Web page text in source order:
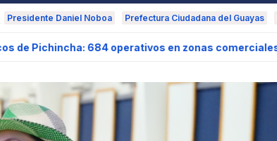
Presidente Daniel Noboa Prefectura Ciudadana del Guayas
operativos en zonas comerciales y de concurrencia